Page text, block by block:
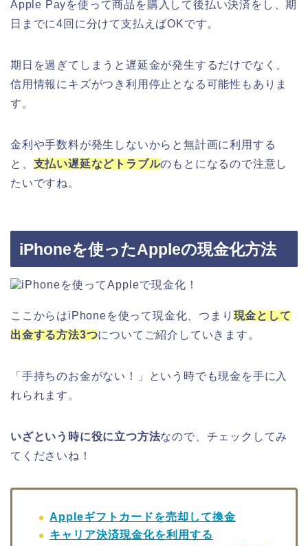
Apple Payを使って商品を購入して後払い決済をし、期
日までに4回に分けて支払えばOKです。
期日を過ぎてしまうと遅延金が発生するだけでなく、
信用情報にキズがつき利用停止となる可能性もありま
す。
金利や手数料が発生しないからと無計画に利用する
と、 支払い遅延などトラブルのもとになるので注意し
たいですね。
iPhoneを使ったAppleの現金化方法
ここからはiPhoneを使って現金化、つまり 現金として
出金する方法3つについてご紹介していきます。
「手持ちのお金がない！」という時でも現金を手に入
れられます。
いざという時に役に立つ方法なので、チェックしてみ
てくださいね！
Appleギフトカードを売却して換金
キャリア決済現金化を利用する